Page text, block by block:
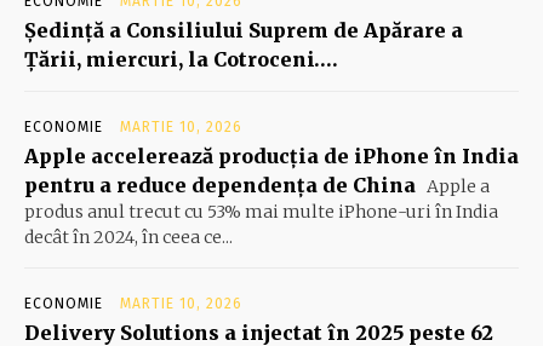
Şedinţă a Consiliului Suprem de Apărare a
Ţării, miercuri, la Cotroceni….
ECONOMIE MARTIE 10, 2026
Apple accelerează producția de iPhone în India
pentru a reduce dependența de China Apple a
produs anul trecut cu 53% mai multe iPhone-uri în India
decât în 2024, în ceea ce...
ECONOMIE MARTIE 10, 2026
Delivery Solutions a injectat în 2025 peste 62